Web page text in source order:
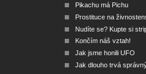
Pikachu má Pichu
Prostituce na
Nudíte se? Kupte si
Končím náš vztah!
Jak jsme honili UFO
Jak dlouho trvá